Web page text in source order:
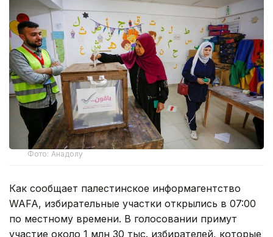
Фото: Анадолу
Как сообщает палестинское информагентство
WAFA, избирательные участки открылись в 07:00
по местному времени. В голосовании примут
участие около 1 млн 30 тыс. избирателей, которые